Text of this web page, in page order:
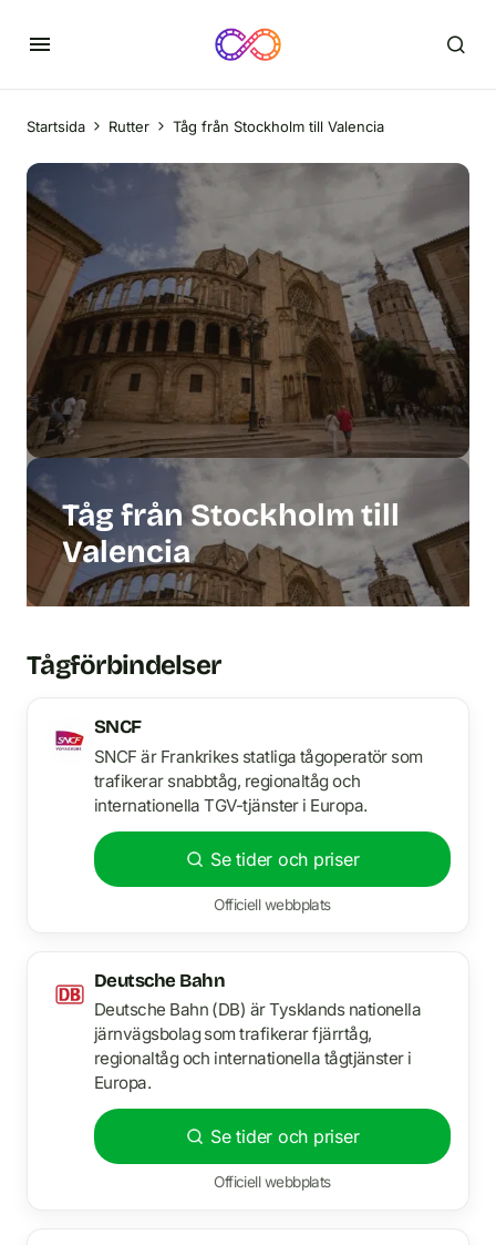
Startsida Rutter Tåg från Stockholm till Valencia
Tåg från Stockholm till
Valencia
Tågförbindelser
SNCF
SNCF är Frankrikes statliga tågoperatör som
trafikerar snabbtåg, regionaltåg och
internationella TGV-tjänster i Europa.
Se tider och priser
Officiell webbplats
Deutsche Bahn
Deutsche Bahn (DB) är Tysklands nationella
järnvägsbolag som trafikerar fjärrtåg,
regionaltåg och internationella tågtjänster i
Europa.
Se tider och priser
Officiell webbplats